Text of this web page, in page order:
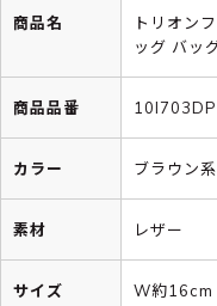
商品名
トリオン
ッグ バッ
商品品番
カラー ブラウン系
素材 レザー
サイズ
W約